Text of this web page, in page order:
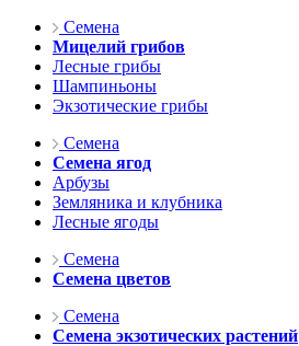
Семена
Мицелий грибов
Лесные грибы
Шампиньоны
Экзотические грибы
Семена
Семена ягод
Арбузы
Земляника и клубника
Лесные ягоды
Семена
Семена цветов
Семена
Семена экзотических растений